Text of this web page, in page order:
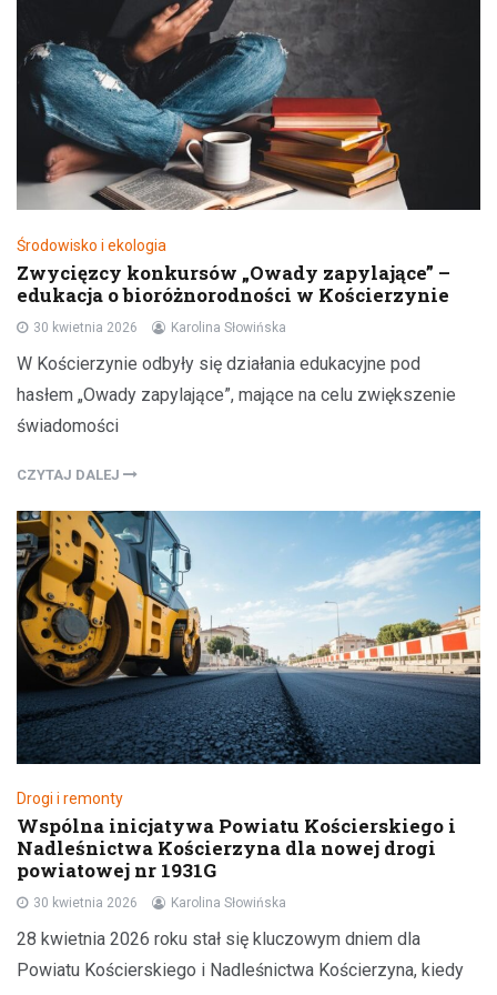
Środowisko i ekologia
Zwycięzcy konkursów „Owady zapylające” –
edukacja o bioróżnorodności w Kościerzynie
30 kwietnia 2026 Karolina Słowińska
W Kościerzynie odbyły się działania edukacyjne pod
hasłem „Owady zapylające”, mające na celu zwiększenie
świadomości
CZYTAJ DALEJ
Drogi i remonty
Wspólna inicjatywa Powiatu Kościerskiego i
Nadleśnictwa Kościerzyna dla nowej drogi
powiatowej nr 1931G
30 kwietnia 2026 Karolina Słowińska
28 kwietnia 2026 roku stał się kluczowym dniem dla
Powiatu Kościerskiego i Nadleśnictwa Kościerzyna, kiedy